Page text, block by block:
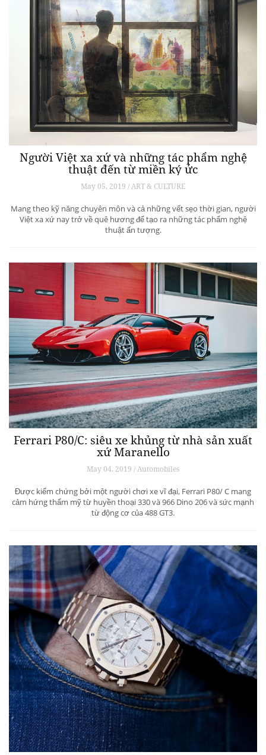
Người Việt xa xứ và những tác phẩm nghệ
thuật đến từ miền ký ức
May 05, 2019 / ART & CULTURE
Mang theo kỹ năng chuyên môn và cả những vết sẹo thời gian, người
Việt xa xứ nay trở về quê hương để tạo ra những tác phẩm nghệ
thuật ấn tượng.
Ferrari P80/C: siêu xe khủng từ ​​nhà sản xuất
xứ Maranello
May 04, 2019 / Automobiles
Được kiểm chứng bởi một người chơi xe vĩ đại, Ferrari P80/ C mang
cảm hứng thẩm mỹ từ huyền thoại 330 và 966 Dino 206 và sức mạnh
từ động cơ của 488 GT3.